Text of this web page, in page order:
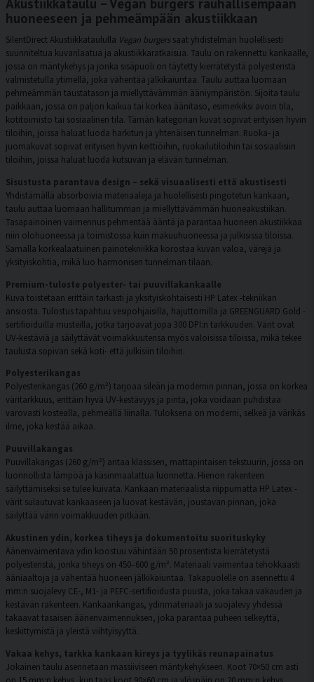
huoneeseen ja pehmeämpään akustiikkaan
SilentDirect Akustiikkataululla Vegan burgerssaat yhdistelmän huolellisesti
suunniteltua kuvanlaatua ja akustiikkaratkaisua. Taulu on rakennettu kankaalle,
jossa on mäntykehys ja jonka sisäpuoli on täytetty kierrätetystä polyesteristä
valmistetulla ytimellä, joka vähentää jälkikaiuntaa. Taulu auttaa luomaan
pehmeämmän taustatason ja miellyttävämmän ääniympäristön. Sijoita taulu
paikkaan, jossa on paljon kaikua tai korkea äänitaso, esimerkiksi avoin tila,
kotitoimisto tai sosiaalinen tila. Tämän kategorian kuvat sopivat erityisen hyvin
tiloihin, joissa haluat luoda harkitun ja yhtenäisen tunnelman. Ruoka- ja
juomakuvat sopivat erityisen hyvin keittiöihin, ruokailutiloihin tai sosiaalisiin
tiloihin, joissa haluat luoda kutsuvan ja elävän tunnelman.
Sisustusta parantava design – sekä visuaalisesti että akustisesti
Yhdistämällä absorboivia materiaaleja ja huolellisesti pingotetun kankaan,
taulu auttaa luomaan hallitumman ja miellyttävämmän huoneakustiikan.
Tasapainoinen vaimennus pehmentää ääntä ja parantaa huoneen akustiikkaa
niin olohuoneessa ja toimistossa kuin makuuhuoneessa ja julkisissa tiloissa.
Samalla korkealaatuinen painotekniikka korostaa kuvan valoa, värejä ja
yksityiskohtia, mikä luo harmonisen tunnelman tilaan.
Premium-tuloste polyester- tai puuvillakankaalle
Kuva toistetaan erittäin tarkasti ja yksityiskohtaisesti HP Latex -tekniikan
ansiosta. Tulostus tapahtuu vesipohjaisilla, hajuttomilla ja GREENGUARD Gold -
sertifioiduilla musteilla, jotka tarjoavat jopa 300 DPI:n tarkkuuden. Värit ovat
UV-kestäviä ja säilyttävät voimakkuutensa myös valoisissa tiloissa, mikä tekee
taulusta sopivan sekä koti- että julkisiin tiloihin.
Polyesterikangas
Polyesterikangas (260 g/m²) tarjoaa sileän ja modernin pinnan, jossa on korkea
väritarkkuus, erittäin hyvä UV-kestävyys ja pinta, joka voidaan puhdistaa
varovasti kostealla, pehmeällä liinalla. Tuloksena on moderni, selkeä ja värikäs
ilme, joka kestää aikaa.
Puuvillakangas
Puuvillakangas (260 g/m²) antaa klassisen, mattapintaisen tekstuurin, jossa on
luonnollista lämpöä ja käsinmaalattua luonnetta. Hienon rakenteen
säilyttämiseksi se tulee kuivata. Kankaan materiaalista riippumatta HP Latex -
värit sulautuvat kankaaseen ja luovat kestävän, joustavan pinnan, joka
säilyttää värin voimakkuuden pitkään.
Akustinen ydin, korkea tiheys ja dokumentoitu suorituskyky
Äänenvaimentava ydin koostuu vähintään 50 prosentista kierrätetystä
polyesteristä, jonka tiheys on 450–600 g/m². Materiaali vaimentaa tehokkaasti
ääniaaltoja ja vähentää huoneen jälkikaiuntaa. Takapuolelle on asennettu 4
mm:n suojalevy CE-, M1- ja PEFC-sertifioidusta puusta, joka takaa vakauden ja
kestävän rakenteen. Kankaankangas, ydinmateriaali ja suojalevy yhdessä
takaavat tasaisen äänenvaimennuksen, joka parantaa puheen selkeyttä,
keskittymistä ja yleistä viihtyisyyttä.
Vakaa kehys, tarkka kankaan kireys ja tyylikäs reunapainatus
Jokainen taulu asennetaan massiiviseen mäntykehykseen. Koot 70×50 cm asti